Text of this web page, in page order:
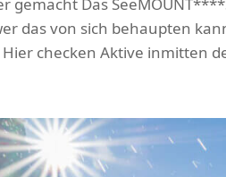
das von sich behaupten
checken Aktive inmitten